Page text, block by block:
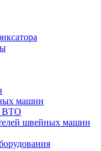
машин
ВТО
швейных машин